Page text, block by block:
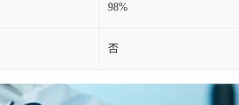
98%
否